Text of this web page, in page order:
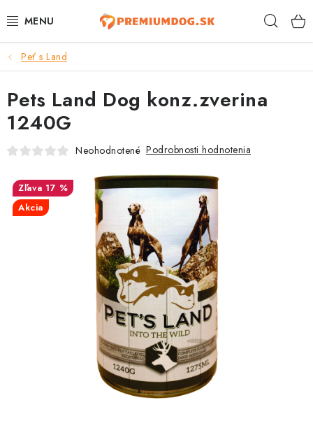
na
TOP 100 PRODUKTOV
NOVINKY
AKCIE
KONTAKTY
HOSPODÁRSKE ZVIERATÁ
Peť s Land
Pets Land Dog konz.zverina
1240G
Neohodnotené Podrobnosti hodnotenia
17 %
Akcia